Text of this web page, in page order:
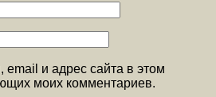
и адрес сайта в этом
моих комментариев.